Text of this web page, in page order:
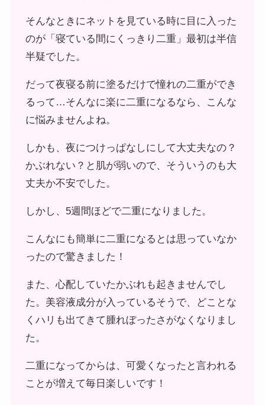
そんなときにネットを見ている時に目に入った
のが「寝ている間にくっきり二重」最初は半信
半疑でした。
だって夜寝る前に塗るだけで憧れの二重ができ
るって…そんなに楽に二重になるなら、こんな
に悩みませんよね。
しかも、夜につけっぱなしにして大丈夫なの？
かぶれない？と肌が弱いので、そういうのも大
丈夫か不安でした。
しかし、5週間ほどで二重になりました。
こんなにも簡単に二重になるとは思っていなか
ったので驚きました！
また、心配していたかぶれも起きませんでし
た。美容液成分が入っているそうで、どことな
くハリも出てきて腫れぼったさがなくなりまし
た。
二重になってからは、可愛くなったと言われる
ことが増えて毎日楽しいです！